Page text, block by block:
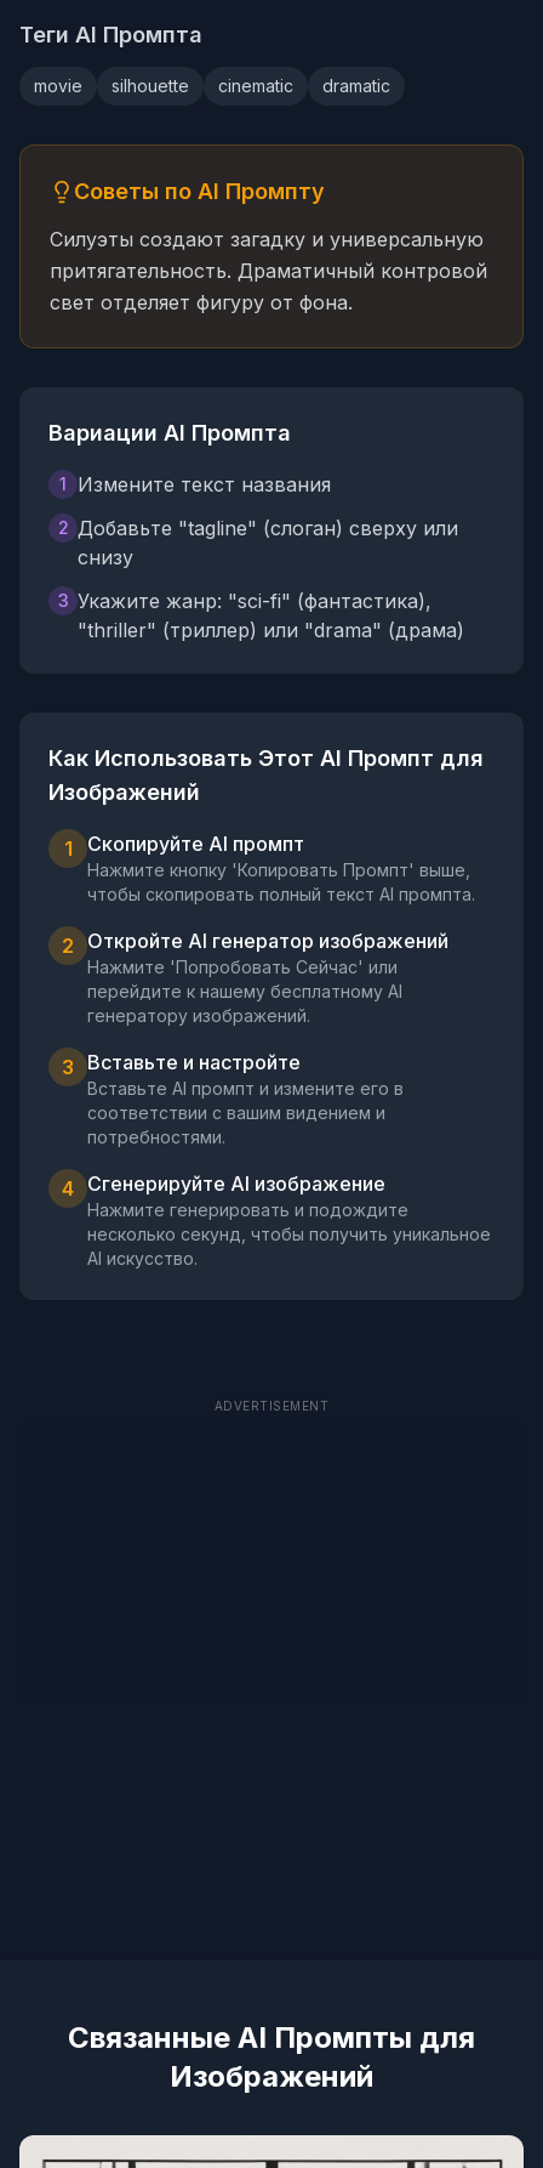
Теги AI Промпта
movie silhouette cinematic dramatic
Советы по AI Промпту
Силуэты создают загадку и универсальную
притягательность. Драматичный контровой
свет отделяет фигуру от фона.
Вариации AI Промпта
1 Измените текст названия
2 Добавьте "tagline" (слоган) сверху или
снизу
3 Укажите жанр: "sci-fi" (фантастика),
"thriller" (триллер) или "drama" (драма)
Как Использовать Этот AI Промпт для
Изображений
1 Скопируйте AI промпт
Нажмите кнопку 'Копировать Промпт' выше,
чтобы скопировать полный текст AI промпта.
2 Откройте AI генератор изображений
Нажмите 'Попробовать Сейчас' или
перейдите к нашему бесплатному AI
генератору изображений.
3 Вставьте и настройте
Вставьте AI промпт и измените его в
соответствии с вашим видением и
потребностями.
4 Сгенерируйте AI изображение
Нажмите генерировать и подождите
несколько секунд, чтобы получить уникальное
AI искусство.
ADVERTISEMENT
Связанные AI Промпты для
Изображений